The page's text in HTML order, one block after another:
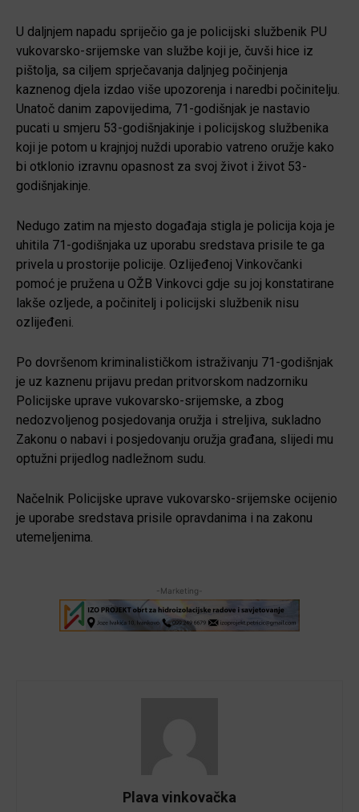
U daljnjem napadu spriječio ga je policijski službenik PU
vukovarsko-srijemske van službe koji je, čuvši hice iz
pištolja, sa ciljem sprječavanja daljnjeg počinjenja
kaznenog djela izdao više upozorenja i naredbi počinitelju.
Unatoč danim zapovijedima, 71-godišnjak je nastavio
pucati u smjeru 53-godišnjakinje i policijskog službenika
koji je potom u krajnjoj nuždi uporabio vatreno oružje kako
bi otklonio izravnu opasnost za svoj život i život 53-
godišnjakinje.
Nedugo zatim na mjesto događaja stigla je policija koja je
uhitila 71-godišnjaka uz uporabu sredstava prisile te ga
privela u prostorije policije. Ozlijeđenoj Vinkovčanki
pomoć je pružena u OŽB Vinkovci gdje su joj konstatirane
lakše ozljede, a počinitelj i policijski službenik nisu
ozlijeđeni.
Po dovršenom kriminalističkom istraživanju 71-godišnjak
je uz kaznenu prijavu predan pritvorskom nadzorniku
Policijske uprave vukovarsko-srijemske, a zbog
nedozvoljenog posjedovanja oružja i streljiva, sukladno
Zakonu o nabavi i posjedovanju oružja građana, slijedi mu
optužni prijedlog nadležnom sudu.
Načelnik Policijske uprave vukovarsko-srijemske ocijenio
je uporabe sredstava prisile opravdanima i na zakonu
utemeljenima.
-Marketing-
Plava vinkovačka